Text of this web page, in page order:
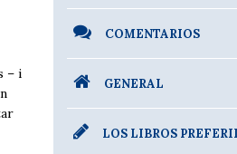
– i
COMENTARIOS
GENERAL
LOS LIBROS